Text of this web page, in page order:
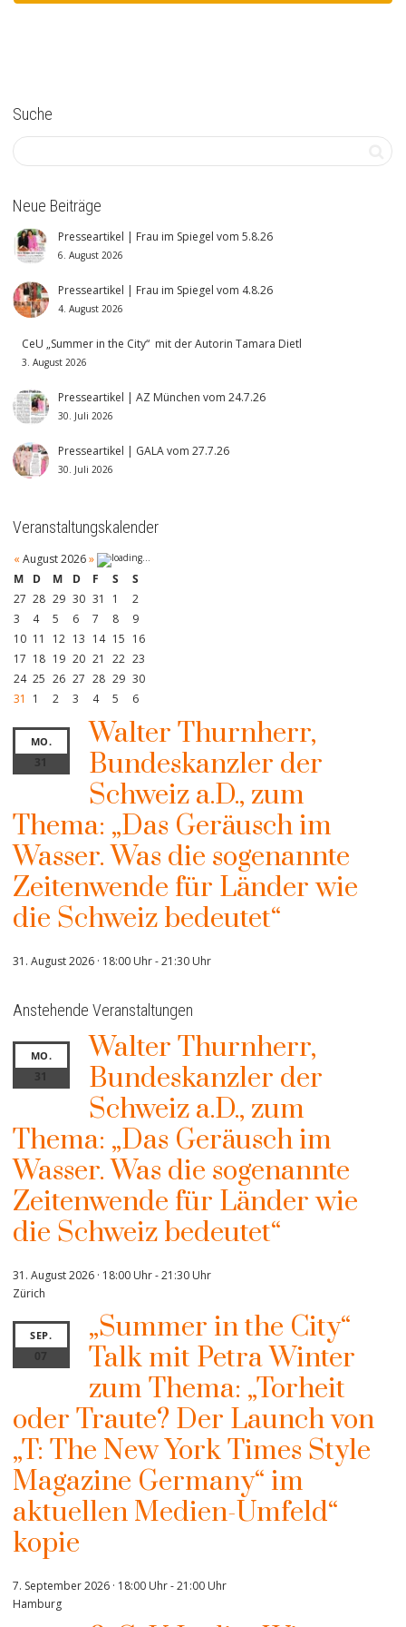
Suche
Neue Beiträge
Presseartikel | Frau im Spiegel vom 5.8.26
6. August 2026
Presseartikel | Frau im Spiegel vom 4.8.26
4. August 2026
CeU „Summer in the City“ mit der Autorin Tamara Dietl
3. August 2026
Presseartikel | AZ München vom 24.7.26
30. Juli 2026
Presseartikel | GALA vom 27.7.26
30. Juli 2026
Veranstaltungskalender
« August 2026»
M
D M D F S
S
27 28 29 30 31 1
2
3
4 5 6 7 8
9
10 11 12 13 14 15 16
17 18 19 20 21 22 23
24 25 26 27 28 29 30
31
1 2 3 4 5 6
MO.
31
Walter Thurnherr,
Bundeskanzler der
Schweiz a.D., zum
Thema: „Das Geräusch im
Wasser. Was die sogenannte
Zeitenwende für Länder wie
die Schweiz bedeutet“
31. August 2026 · 18:00 Uhr-21:30 Uhr
Anstehende Veranstaltungen
MO.
31
Walter Thurnherr,
Bundeskanzler der
Schweiz a.D., zum
Thema: „Das Geräusch im
Wasser. Was die sogenannte
Zeitenwende für Länder wie
die Schweiz bedeutet“
31. August 2026 · 18:00 Uhr-21:30 Uhr
Zürich
SEP.
07
„Summer in the City“
Talk mit Petra Winter
zum Thema: „Torheit
oder Traute? Der Launch von
„T: The New York Times Style
Magazine Germany“ im
aktuellen Medien-Umfeld“
kopie
7. September 2026 · 18:00 Uhr-21:00 Uhr
Hamburg